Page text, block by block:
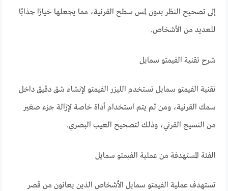
إلى تصحيح النظر بدون لمس سطح القرنية، مما يجعلها خيارًا جذابًا
للعديد من الأشخاص.
شرح تقنية الفيمتو سمايل
تقنية الفيمتو سمايل تستخدم الليزر الفيمتو لإنشاء شق دقيق داخل
سمك القرنية، ومن ثم يتم استخدام أداة خاصة لإزالة جزء صغير
من النسيج القرني، وذلك لتصحيح العيب البصري.
الفئة المستهدفة من عملية الفيمتو سمايل
تستهدف عملية الفيمتو سمايل الأشخاص الذين يعانون من قصر